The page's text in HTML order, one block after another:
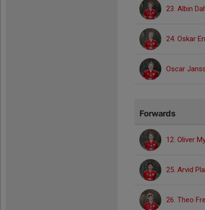
23. Albin
24. Oskar
Oscar
Forwards
12. Oliver
25. Arvid
26. Theo